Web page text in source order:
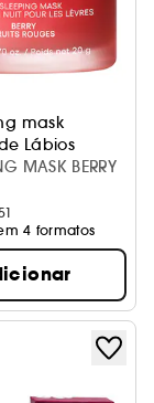
mask
Lábios
MASK BERRY
4 formatos